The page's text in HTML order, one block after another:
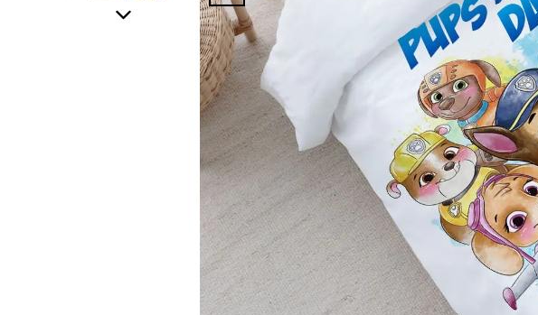
Yararlanmak İçin Üyelik İşleminizi